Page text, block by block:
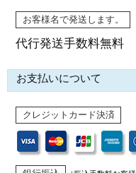
お客様名で発送します。
代行発送手数料無料
お支払いについて
クレジットカード決済